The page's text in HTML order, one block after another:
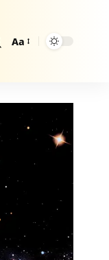
Größenänderung
Aa